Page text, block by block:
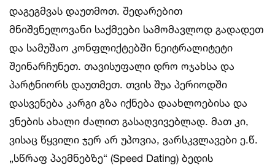
დაგეგმვას დაუთმოთ. შედარებით
მნიშვნელოვანი საქმეები სამომავლოდ გადადეთ
და სამუშაო კონფლიქტებში ნეიტრალიტეტი
შეინარჩუნეთ. თავისუფალი დრო ოჯახსა და
პარტნიორს დაუთმეთ. თვის შუა პერიოდში
დასვენება კარგი გზა იქნება დაახლოებისა და
ვნების ახალი ძალით გასაღვივებლად. მათ კი,
ვისაც წყვილი ჯერ არ უპოვია, ვარსკვლავები ე.წ.
„სწრაფ პაემნებზე“ (Speed Dating) ბედის